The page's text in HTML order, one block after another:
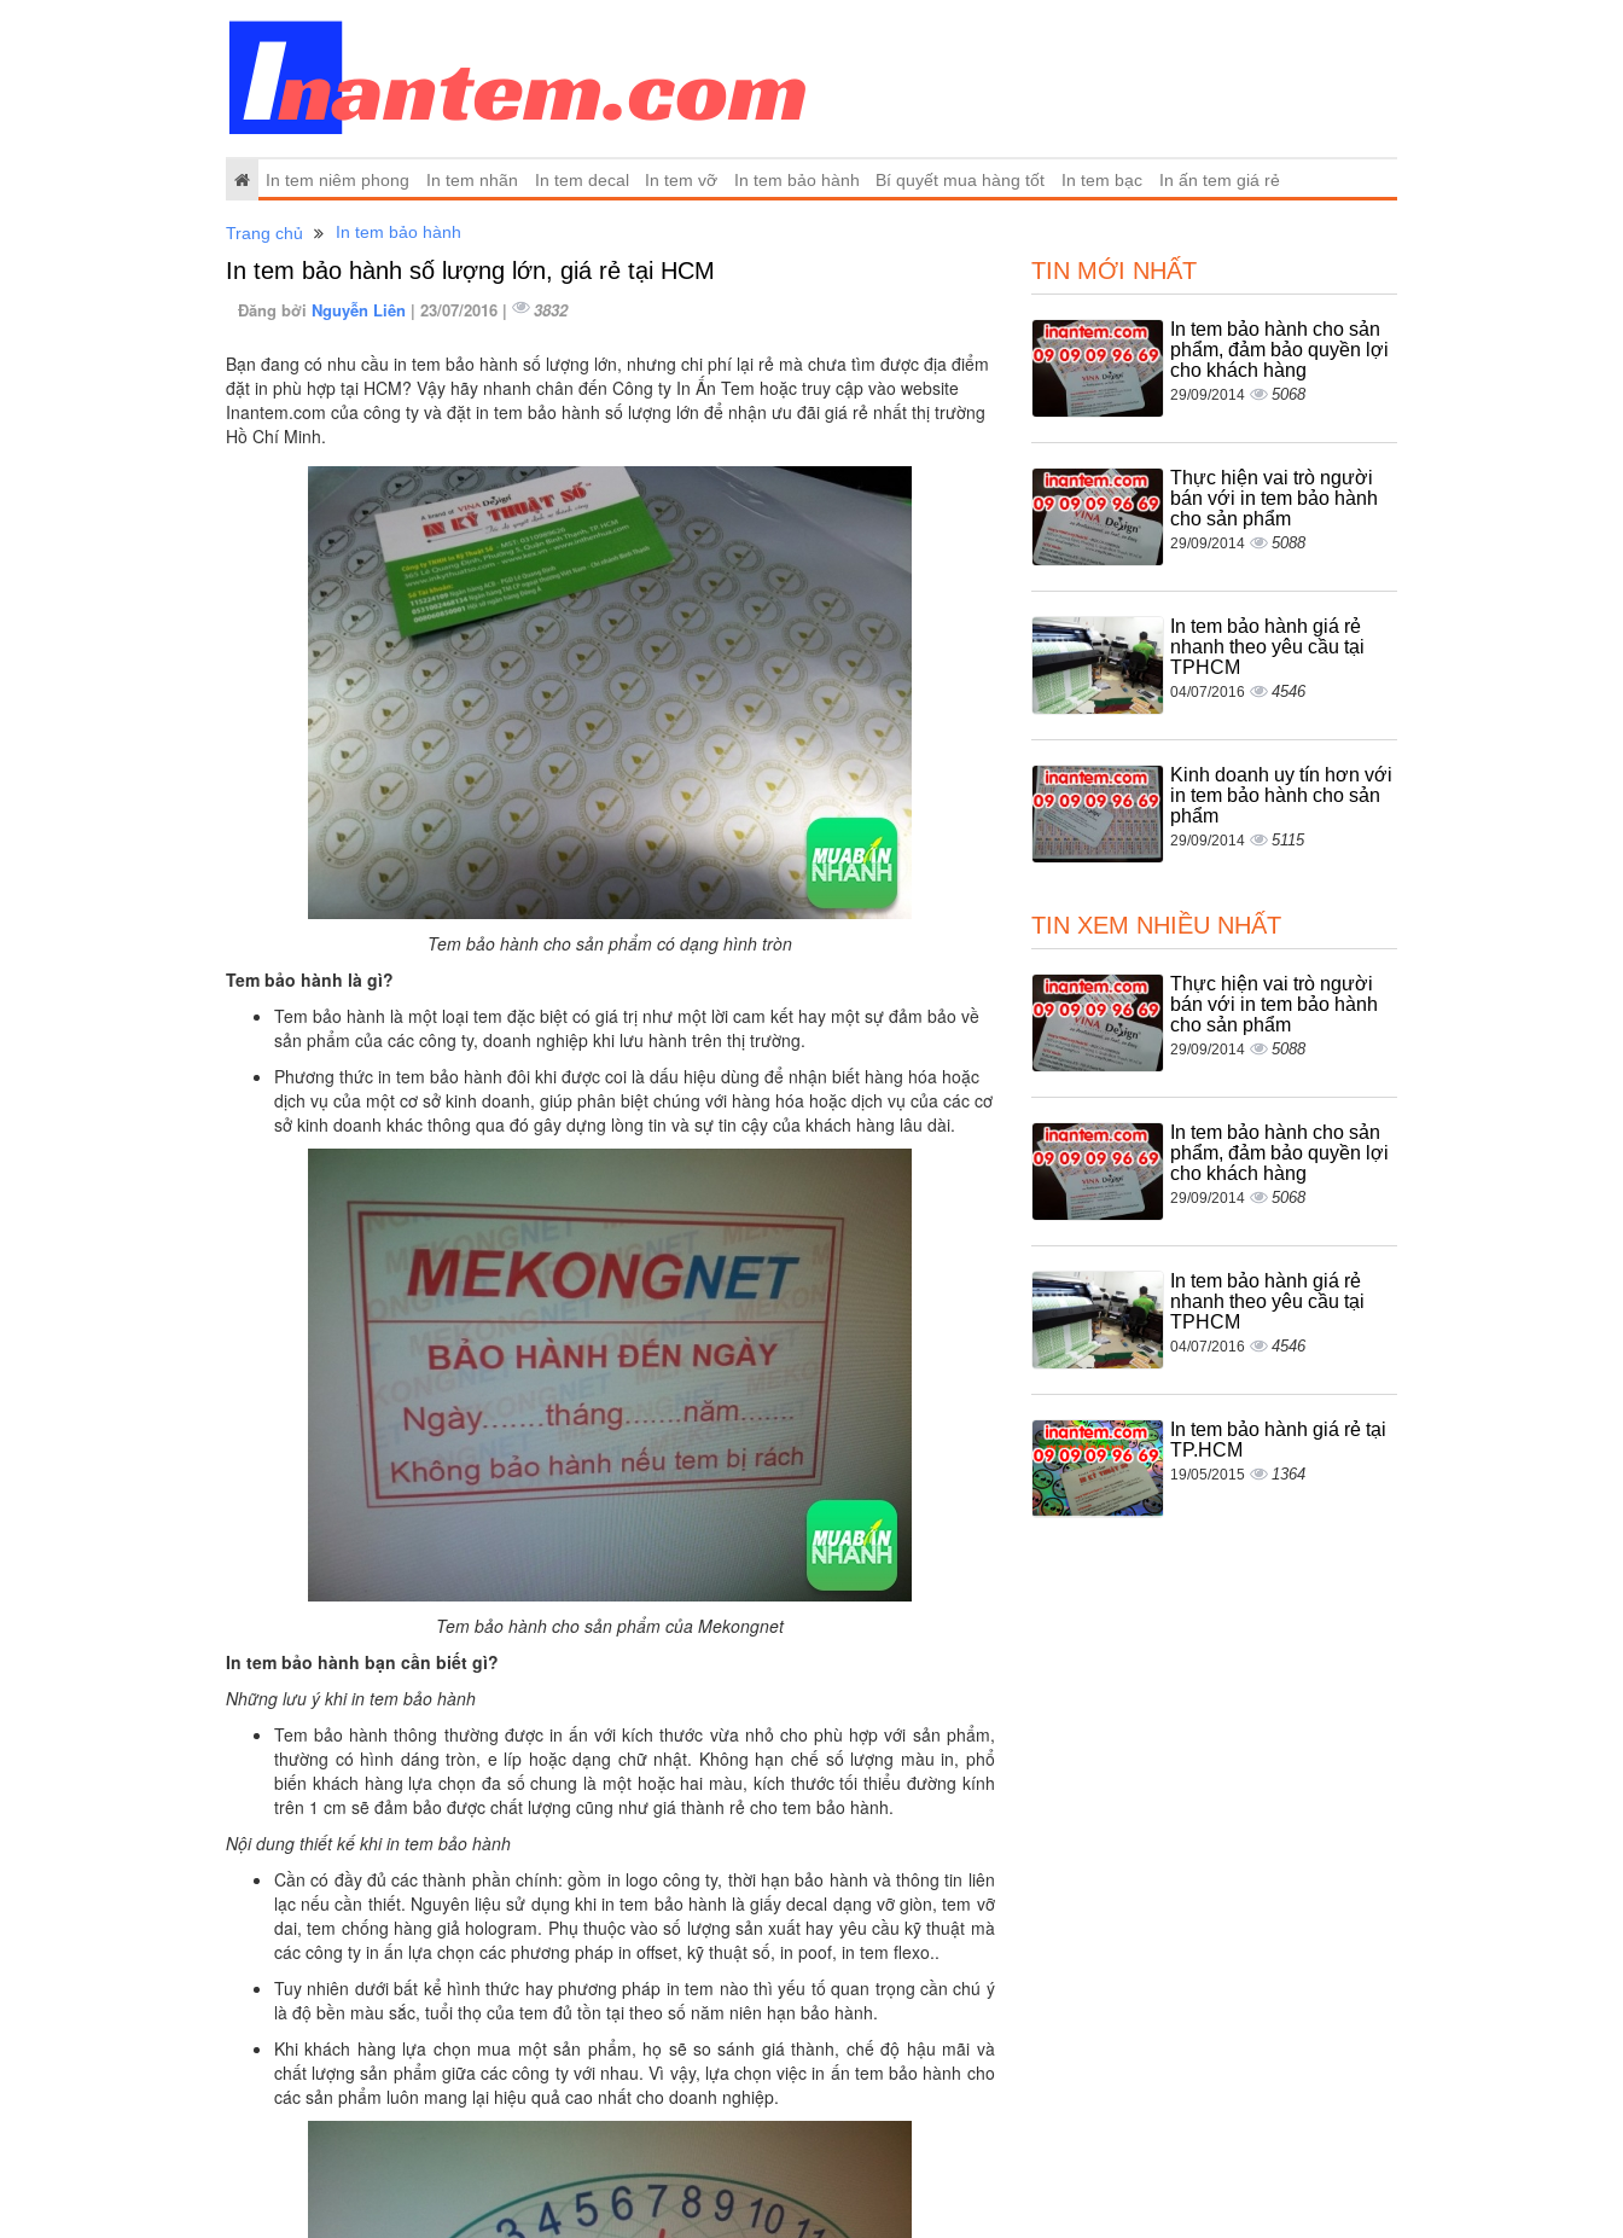
In tem niêm phong In tem nhãn In tem decal In tem vỡ In tem bảo hành Bí quyết mua hàng tốt In tem bạc In ấn tem giá rẻ
Trang chủ In tem bảo hành
In tem bảo hành số lượng lớn, giá rẻ tại HCM
Đăng bởi Nguyễn Liên | 23/07/2016 | 3832
Bạn đang có nhu cầu in tem bảo hành số lượng lớn, nhưng chi phí lại rẻ mà chưa tìm được địa điểm
đặt in phù hợp tại HCM? Vậy hãy nhanh chân đến Công ty In Ấn Tem hoặc truy cập vào website
Inantem.com của công ty và đặt in tem bảo hành số lượng lớn để nhận ưu đãi giá rẻ nhất thị trường
Hồ Chí Minh.
Tem bảo hành cho sản phẩm có dạng hình tròn
Tem bảo hành là gì?
Tem bảo hành là một loại tem đặc biệt có giá trị như một lời cam kết hay một sự đảm bảo về
sản phẩm của các công ty, doanh nghiệp khi lưu hành trên thị trường.
Phương thức in tem bảo hành đôi khi được coi là dấu hiệu dùng để nhận biết hàng hóa hoặc
dịch vụ của một cơ sở kinh doanh, giúp phân biệt chúng với hàng hóa hoặc dịch vụ của các cơ
sở kinh doanh khác thông qua đó gây dựng lòng tin và sự tin cậy của khách hàng lâu dài.
Tem bảo hành cho sản phẩm của Mekongnet
In tem bảo hành bạn cần biết gì?
Những lưu ý khi in tem bảo hành
Tem bảo hành thông thường được in ấn với kích thước vừa nhỏ cho phù hợp với sản phẩm,
thường có hình dáng tròn, e líp hoặc dạng chữ nhật. Không hạn chế số lượng màu in, phổ
biến khách hàng lựa chọn đa số chung là một hoặc hai màu, kích thước tối thiểu đường kính
trên 1 cm sẽ đảm bảo được chất lượng cũng như giá thành rẻ cho tem bảo hành.
Nội dung thiết kế khi in tem bảo hành
Cần có đầy đủ các thành phần chính: gồm in logo công ty, thời hạn bảo hành và thông tin liên
lạc nếu cần thiết. Nguyên liệu sử dụng khi in tem bảo hành là giấy decal dạng vỡ giòn, tem vỡ
dai, tem chống hàng giả hologram. Phụ thuộc vào số lượng sản xuất hay yêu cầu kỹ thuật mà
các công ty in ấn lựa chọn các phương pháp in offset, kỹ thuật số, in poof, in tem flexo..
Tuy nhiên dưới bất kể hình thức hay phương pháp in tem nào thì yếu tố quan trọng cần chú ý
là độ bền màu sắc, tuổi thọ của tem đủ tồn tại theo số năm niên hạn bảo hành.
Khi khách hàng lựa chọn mua một sản phẩm, họ sẽ so sánh giá thành, chế độ hậu mãi và
chất lượng sản phẩm giữa các công ty với nhau. Vì vậy, lựa chọn việc in ấn tem bảo hành cho
các sản phẩm luôn mang lại hiệu quả cao nhất cho doanh nghiệp.
TIN MỚI NHẤT
In tem bảo hành cho sản
phẩm, đảm bảo quyền lợi
cho khách hàng
29/09/2014 5068
Thực hiện vai trò người
bán với in tem bảo hành
cho sản phẩm
29/09/2014 5088
In tem bảo hành giá rẻ
nhanh theo yêu cầu tại
TPHCM
04/07/2016 4546
Kinh doanh uy tín hơn với
in tem bảo hành cho sản
phẩm
29/09/2014 5115
TIN XEM NHIỀU NHẤT
Thực hiện vai trò người
bán với in tem bảo hành
cho sản phẩm
29/09/2014 5088
In tem bảo hành cho sản
phẩm, đảm bảo quyền lợi
cho khách hàng
29/09/2014 5068
In tem bảo hành giá rẻ
nhanh theo yêu cầu tại
TPHCM
04/07/2016 4546
In tem bảo hành giá rẻ tại
TP.HCM
19/05/2015 1364